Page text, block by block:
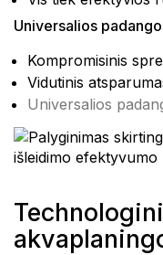
Universalios
Kompromisinis
Vidutinis
Universalios